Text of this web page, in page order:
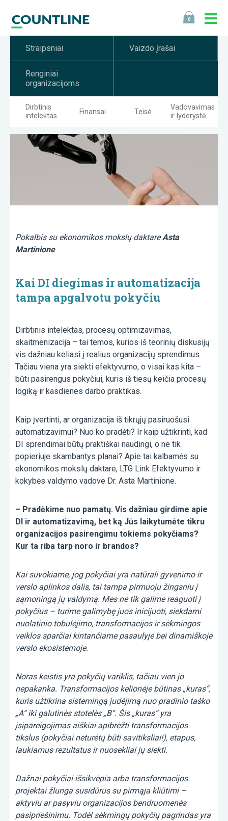
0
Straipsniai Vaizdo įrašai
Renginiai
organizacijoms
Dirbtinis
intelektas
Finansai Teisė
Vadovavimas
ir lyderystė
Pokalbis su ekonomikos mokslų daktareAsta
Martinione
Kai DI diegimas ir automatizacija
tampa apgalvotu pokyčiu
Dirbtinis intelektas, procesų optimizavimas,
skaitmenizacija – tai temos, kurios iš teorinių diskusijų
vis dažniau keliasi į realius organizacijų sprendimus.
Tačiau viena yra siekti efektyvumo, o visai kas kita –
būti pasirengus pokyčiui, kuris iš tiesų keičia procesų
logiką ir kasdienes darbo praktikas.
Kaip įvertinti, ar organizacija iš tikrųjų pasiruošusi
automatizavimui? Nuo ko pradėti? Ir kaip užtikrinti, kad
DI sprendimai būtų praktiškai naudingi, o ne tik
popieriuje skambantys planai? Apie tai kalbamės su
ekonomikos mokslų daktare, LTG Link Efektyvumo ir
kokybės valdymo vadove Dr. Asta Martinione.
– Pradėkime nuo pamatų. Vis dažniau girdime apie
DI ir automatizavimą, bet ką Jūs laikytumėte tikru
organizacijos pasirengimu tokiems pokyčiams?
Kur ta riba tarp noro ir brandos?
Kai suvokiame, jog pokyčiai yra natūrali gyvenimo ir
verslo aplinkos dalis, tai tampa pirmuoju žingsniu į
sąmoningą jų valdymą. Mes ne tik galime reaguoti į
pokyčius – turime galimybę juos inicijuoti, siekdami
nuolatinio tobulėjimo, transformacijos ir sėkmingos
veiklos sparčiai kintančiame pasaulyje bei dinamiškoje
verslo ekosistemoje.
Noras keistis yra pokyčių variklis, tačiau vien jo
nepakanka. Transformacijos kelionėje būtinas „kuras“,
kuris užtikrina sistemingą judėjimą nuo pradinio taško
„A“ iki galutinės stotelės „B“. Šis „kuras“ yra
įsipareigojimas aiškiai apibrėžti transformacijos
tikslus (pokyčiai neturėtų būti savitiksliai!), etapus,
laukiamus rezultatus ir nuosekliai jų siekti.
Dažnai pokyčiai išsikvėpia arba transformacijos
projektai žlunga susidūrus su pirmąja kliūtimi –
aktyviu ar pasyviu organizacijos bendruomenės
pasipriešinimu. Todėl sėkmingų pokyčių pagrindas yra